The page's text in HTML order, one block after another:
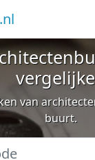
van
buurt.